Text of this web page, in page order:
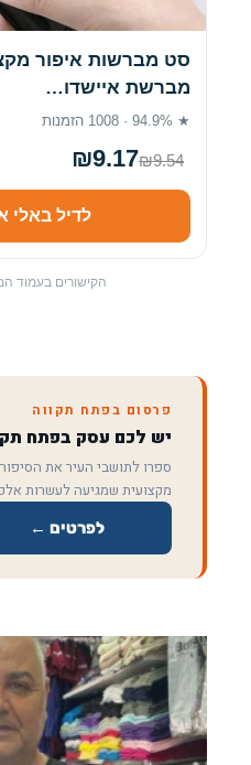
מברשת איישדו…
★ 94.9% · 1008 הזמנות
₪9.17₪9.54
לדיל
הקישורים בעמוד הם
פרסום בפתח תקווה
יש לכם עסק בפתח
ספרו לתושבי העיר את
מקצועית שמגיעה לעשרות
לפרטים ←